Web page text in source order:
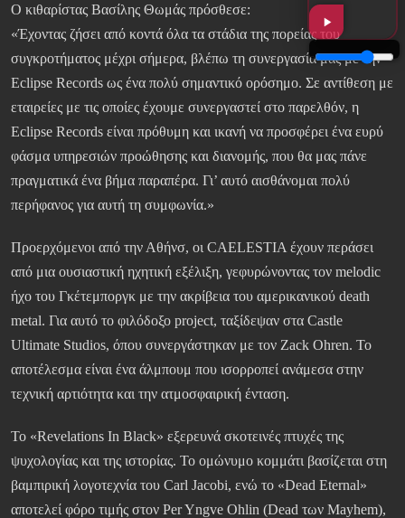
Ο κιθαρίστας Βασίλης Θωμάς πρόσθεσε:
«Έχοντας ζήσει από κοντά όλα τα στάδια της πορείας του
συγκροτήματος μέχρι σήμερα, βλέπω τη συνεργασία μας με την
Eclipse Records ως ένα πολύ σημαντικό ορόσημο. Σε αντίθεση με
εταιρείες με τις οποίες έχουμε συνεργαστεί στο παρελθόν, η
Eclipse Records είναι πρόθυμη και ικανή να προσφέρει ένα ευρύ
φάσμα υπηρεσιών προώθησης και διανομής, που θα μας πάνε
πραγματικά ένα βήμα παραπέρα. Γι’ αυτό αισθάνομαι πολύ
περήφανος για αυτή τη συμφωνία.»
Προερχόμενοι από την Αθήνσ, οι CAELESTIA έχουν περάσει
από μια ουσιαστική ηχητική εξέλιξη, γεφυρώνοντας τον melodic
ήχο του Γκέτεμποργκ με την ακρίβεια του αμερικανικού death
metal. Για αυτό το φιλόδοξο project, ταξίδεψαν στα Castle
Ultimate Studios, όπου συνεργάστηκαν με τον Zack Ohren. Το
αποτέλεσμα είναι ένα άλμπουμ που ισορροπεί ανάμεσα στην
τεχνική αρτιότητα και την ατμοσφαιρική ένταση.
Το «Revelations In Black» εξερευνά σκοτεινές πτυχές της
ψυχολογίας και της ιστορίας. Το ομώνυμο κομμάτι βασίζεται στη
βαμπιρική λογοτεχνία του Carl Jacobi, ενώ το «Dead Eternal»
αποτελεί φόρο τιμής στον Per Yngve Ohlin (Dead των Mayhem),